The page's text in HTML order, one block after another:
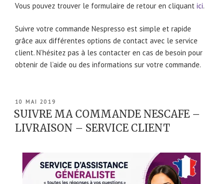
Vous pouvez trouver le formulaire de retour en cliquant ici.
Suivre votre commande Nespresso est simple et rapide
grâce aux différentes options de contact avec le service
client. N’hésitez pas à les contacter en cas de besoin pour
obtenir de l’aide ou des informations sur votre commande.
PUBLIÉ
LE
10 MAI 2019
SUIVRE MA COMMANDE NESCAFE –
LIVRAISON – SERVICE CLIENT